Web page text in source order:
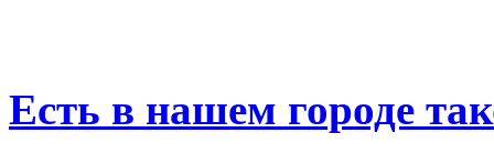
Есть в нашем городе